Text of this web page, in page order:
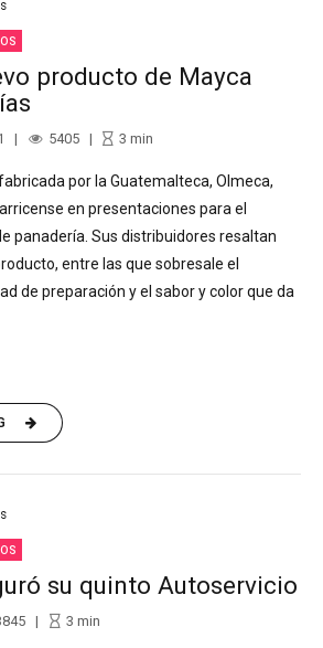
producto de Mayca
5405 3 min
por la Guatemalteca, Olmeca,
en presentaciones para el
panadería. Sus distribuidores resaltan
entre las que sobresale el
de preparación y el sabor y color que da
su quinto Autoservicio
3 min